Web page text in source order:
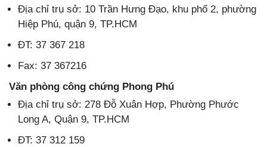
Địa chỉ trụ sở: 10 Trần Hưng Đạo, khu phố 2, phường
Hiệp Phú, quận 9, TP.HCM
ĐT: 37 367 218
Fax: 37 367216
Văn phòng công chứng Phong Phú
Địa chỉ trụ sở: 278 Đỗ Xuân Hợp, Phường Phước
Long A, Quận 9, TP.HCM
ĐT: 37 312 159